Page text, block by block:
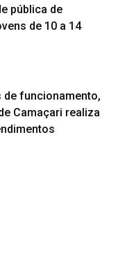
pública de
de 10 a 14
de funcionamento,
Camaçari realiza